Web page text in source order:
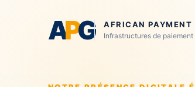
APG AFRICAN PAYMENT
Infrastructures de